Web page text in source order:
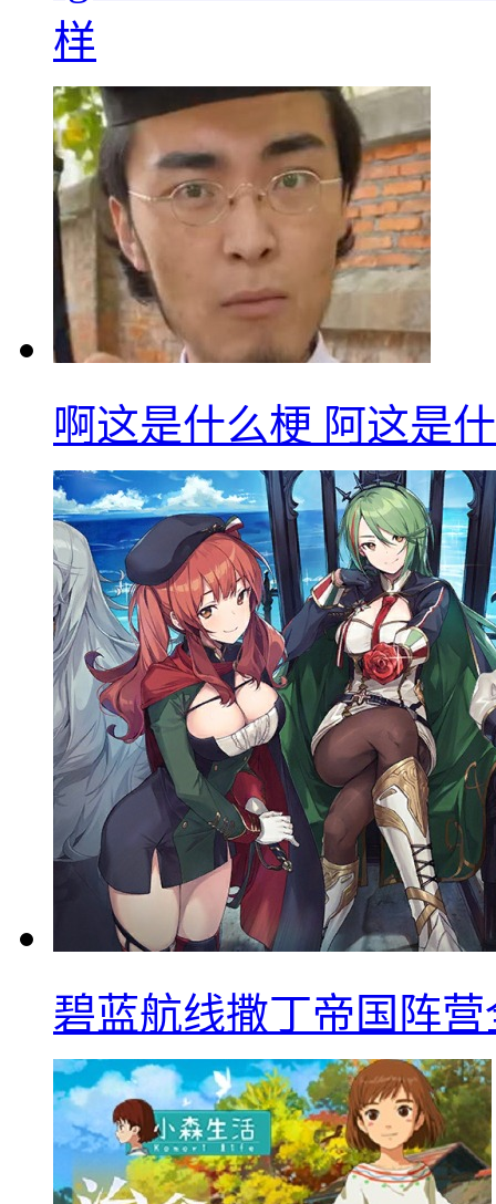
样
啊这是什么梗 阿这是
碧蓝航线撒丁帝国阵